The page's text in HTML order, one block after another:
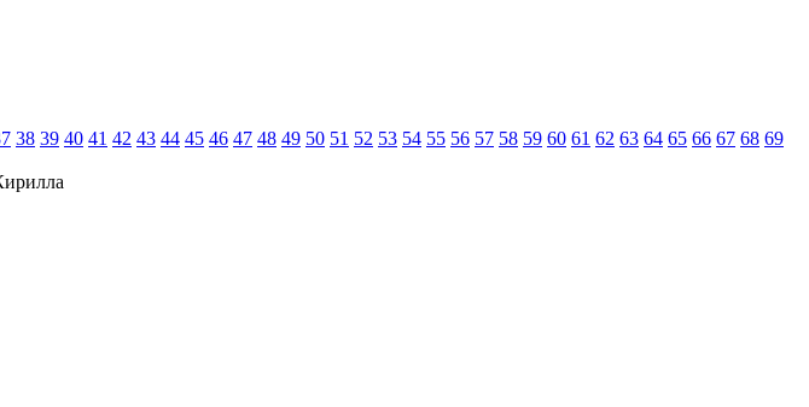
38 39 40 41 42 43 44 45 46 47 48 49 50 51 52 53 54 55 56 57 58 59 60 61 62 63 64 65 66 67 68 69